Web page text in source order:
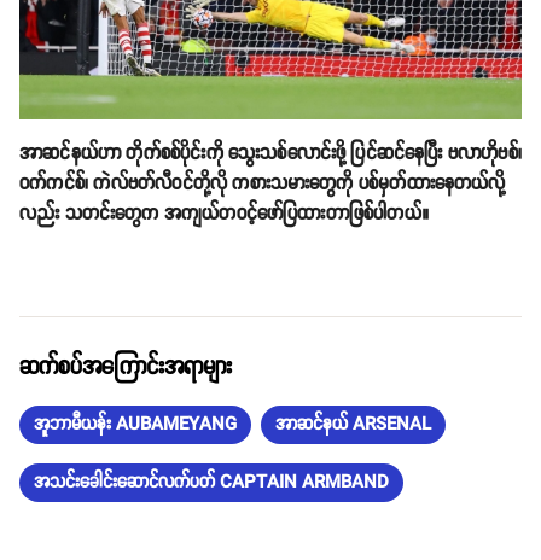
အာဆင်နယ်ဟာ တိုက်စစ်ပိုင်းကို သွေးသစ်လောင်းဖို့ ပြင်ဆင်နေပြီး ဗလာဟိုဗစ်၊
ဝက်ကင်စ်၊ ကဲလ်ဗတ်လီဝင်တို့လို ကစားသမားတွေကို ပစ်မှတ်ထားနေတယ်လို့
လည်း သတင်းတွေက အကျယ်တဝင့်ဖော်ပြထားတာဖြစ်ပါတယ်။
ဆက်စပ်အကြောင်းအရာများ
အူဘာမီယန်း AUBAMEYANG အာဆင်နယ် ARSENAL
အသင်းခေါင်းဆောင်လက်ပတ် CAPTAIN ARMBAND